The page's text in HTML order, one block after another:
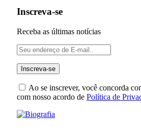
Inscreva-se
Receba as últimas notícias
Ao se inscrever, você concorda
com nosso acordo de Política de